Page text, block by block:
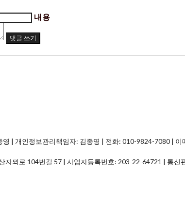
내용
댓글 쓰기
| 개인정보관리책임자: 김종영 | 전화: 010-9824-7080 | 이
자뫼로 104번길 57 | 사업자등록번호: 203-22-64721 | 통신